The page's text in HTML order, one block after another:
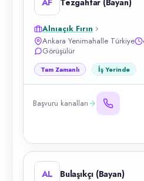
Tezgahtar (Bayan)
Alnıaçık Fırın
Ankara Yenimahalle Türkiye
Görüşülür
Tam Zamanlı İş Yerinde
Başvuru kanalları
AL Bulaşıkçı (Bayan)